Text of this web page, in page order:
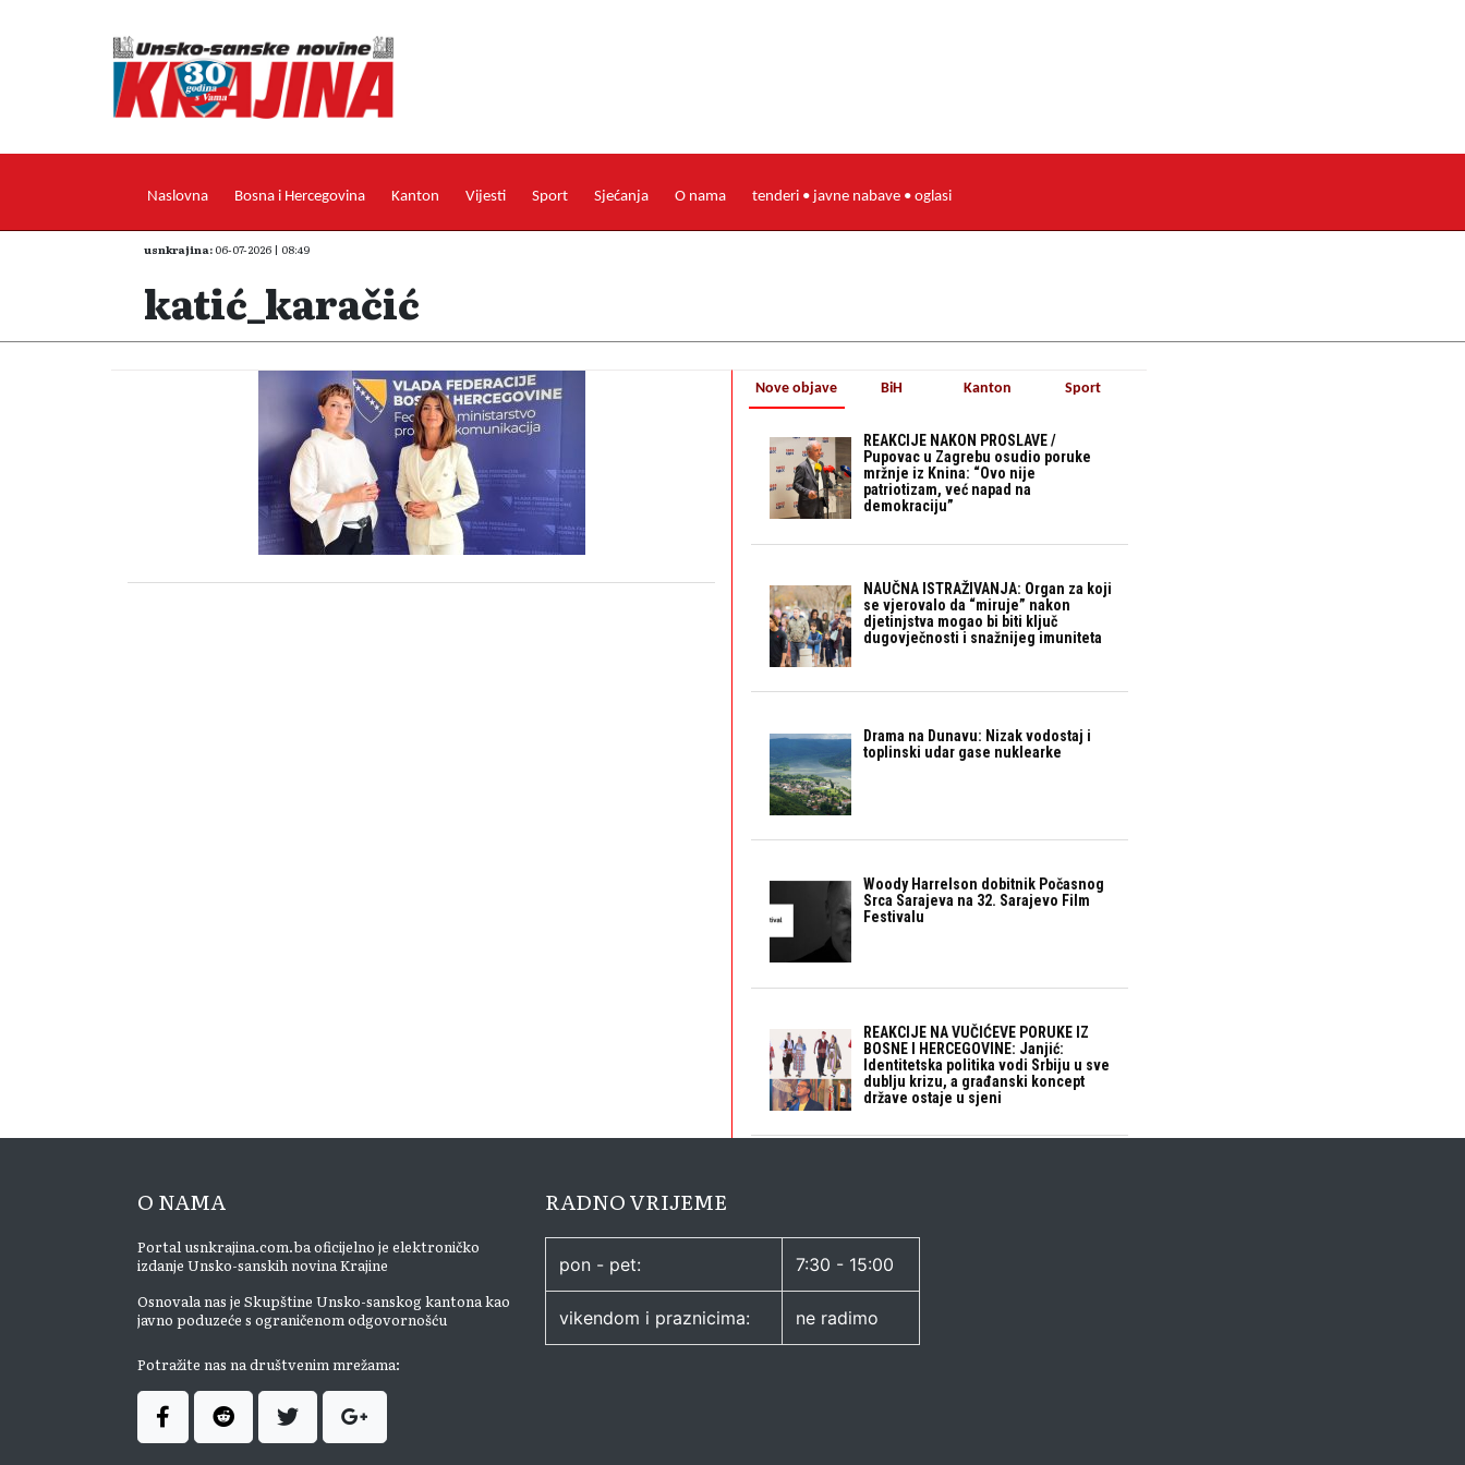
Naslovna Bosna i Hercegovina Kanton Vijesti Sport Sjećanja O nama tenderi • javne nabave • oglasi
usnkrajina: 06-07-2026 | 08:49
katić_karačić
Nove objave
REAKCIJE NAKON PROSLAVE /
Pupovac u Zagrebu osudio poruke
mržnje iz Knina: “Ovo nije
patriotizam, već napad na
demokraciju”
NAUČNA ISTRAŽIVANJA: Organ za koji
se vjerovalo da “miruje” nakon
djetinjstva mogao bi biti ključ
dugovječnosti i snažnijeg imuniteta
Drama na Dunavu: Nizak vodostaj i
toplinski udar gase nuklearke
Woody Harrelson dobitnik Počasnog
Srca Sarajeva na 32. Sarajevo Film
Festivalu
REAKCIJE NA VUČIĆEVE PORUKE IZ
BOSNE I HERCEGOVINE: Janjić:
Identitetska politika vodi Srbiju u sve
dublju krizu, a građanski koncept
države ostaje u sjeni
BiH Kanton Sport
O NAMA
Portal usnkrajina.com.ba oficijelno je elektroničko
izdanje Unsko-sanskih novina Krajine
Osnovala nas je Skupštine Unsko-sanskog kantona kao
javno poduzeće s ograničenom odgovornošću
Potražite nas na društvenim mrežama:
RADNO VRIJEME
pon - pet: 7:30 - 15:00
vikendom i praznicima: ne radimo